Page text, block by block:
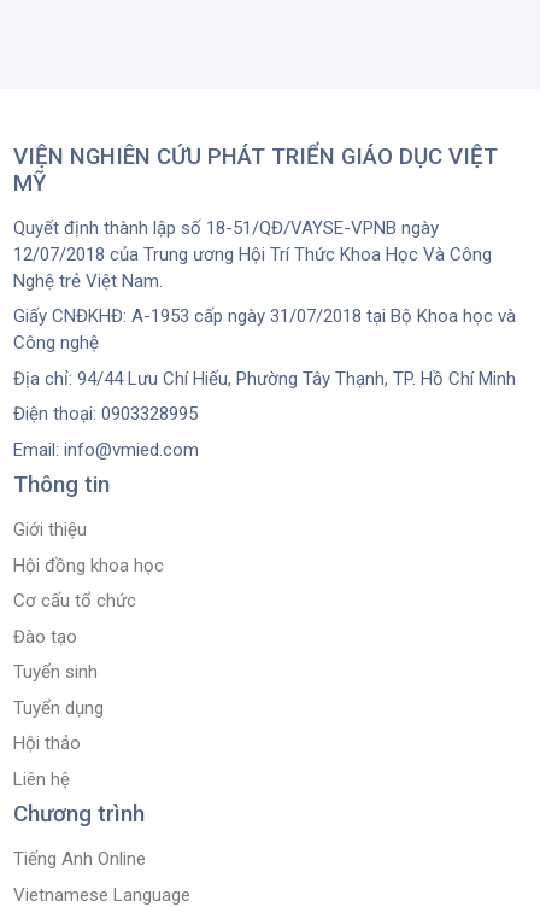
VIỆN NGHIÊN CỨU PHÁT TRIỂN GIÁO DỤC VIỆT
MỸ
Quyết định thành lập số 18-51/QĐ/VAYSE-VPNB ngày
12/07/2018 của Trung ương Hội Trí Thức Khoa Học Và Công
Nghệ trẻ Việt Nam.
Giấy CNĐKHĐ: A-1953 cấp ngày 31/07/2018 tại Bộ Khoa học và
Công nghệ
Địa chỉ: 94/44 Lưu Chí Hiếu, Phường Tây Thạnh, TP. Hồ Chí Minh
Điện thoại: 0903328995
Email: info@vmied.com
Thông tin
Giới thiệu
Hội đồng khoa học
Cơ cấu tổ chức
Đào tạo
Tuyển sinh
Tuyển dụng
Hội thảo
Liên hệ
Chương trình
Tiếng Anh Online
Vietnamese Language